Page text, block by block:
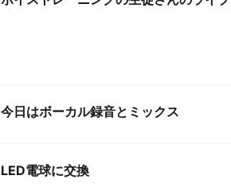
今日はボーカル録音とミックス
LED電球に交換